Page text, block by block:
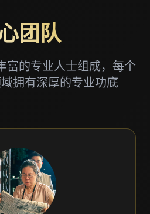
团队
富的专业人士组成，每个
拥有深厚的专业功底